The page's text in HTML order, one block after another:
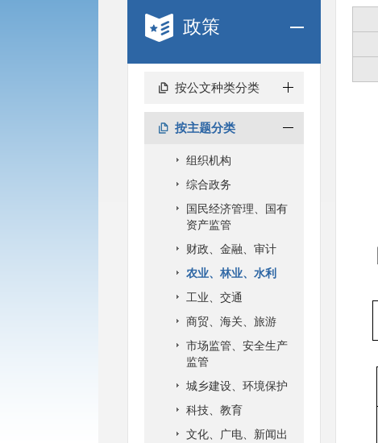
政策
按公文种类分类
按主题分类
组织机构
综合政务
国民经济管理、国有
资产监管
财政、金融、审计
农业、林业、水利
工业、交通
商贸、海关、旅游
市场监管、安全生产
监管
城乡建设、环境保护
科技、教育
文化、广电、新闻出